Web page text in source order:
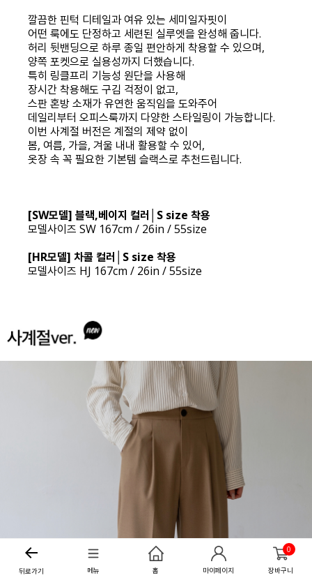
뒤로가기 메뉴 홈 마이페이지
0
장바구니
깔끔한 핀턱 디테일과 여유 있는 세미일자핏이
어떤 룩에도 단정하고 세련된 실루엣을 완성해 줍니다.
허리 뒷밴딩으로 하루 종일 편안하게 착용할 수 있으며,
양쪽 포켓으로 실용성까지 더했습니다.
특히 링클프리 기능성 원단을 사용해
장시간 착용해도 구김 걱정이 없고,
스판 혼방 소재가 유연한 움직임을 도와주어
데일리부터 오피스룩까지 다양한 스타일링이 가능합니다.
이번 사계절 버전은 계절의 제약 없이
봄, 여름, 가을, 겨울 내내 활용할 수 있어,
옷장 속 꼭 필요한 기본템 슬랙스로 추천드립니다.
[SW모델] 블랙,베이지 컬러│S size 착용
모델사이즈 SW 167cm / 26in / 55size
[HR모델] 차콜 컬러│S size 착용
모델사이즈 HJ 167cm / 26in / 55size